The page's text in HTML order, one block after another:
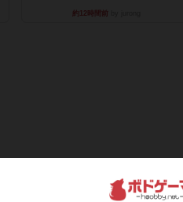
約12時間前